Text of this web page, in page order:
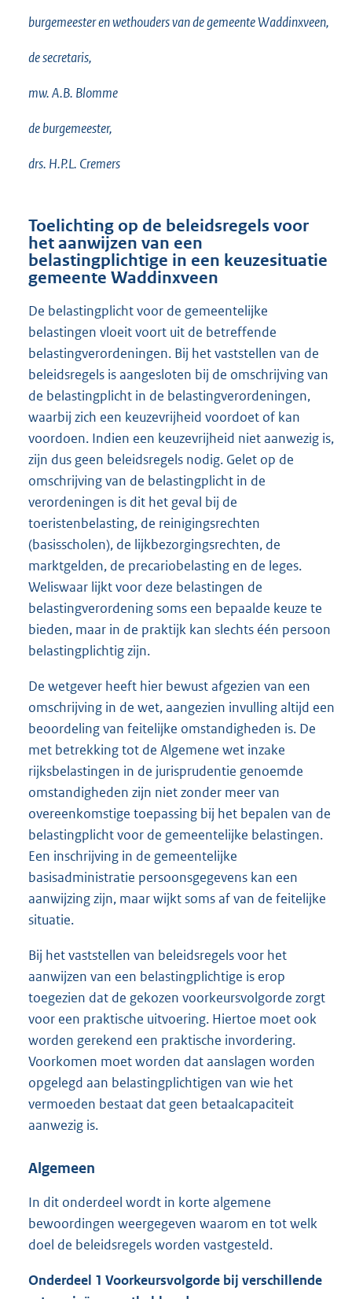
burgemeester en wethouders van de gemeente Waddinxveen,
de secretaris,
mw. A.B. Blomme
de burgemeester,
drs. H.P.L. Cremers
Toelichting op de beleidsregels voor
het aanwijzen van een
belastingplichtige in een keuzesituatie
gemeente Waddinxveen
De belastingplicht voor de gemeentelijke
belastingen vloeit voort uit de betreffende
belastingverordeningen. Bij het vaststellen van de
beleidsregels is aangesloten bij de omschrijving van
de belastingplicht in de belastingverordeningen,
waarbij zich een keuzevrijheid voordoet of kan
voordoen. Indien een keuzevrijheid niet aanwezig is,
zijn dus geen beleidsregels nodig. Gelet op de
omschrijving van de belastingplicht in de
verordeningen is dit het geval bij de
toeristenbelasting, de reinigingsrechten
(basisscholen), de lijkbezorgingsrechten, de
marktgelden, de precariobelasting en de leges.
Weliswaar lijkt voor deze belastingen de
belastingverordening soms een bepaalde keuze te
bieden, maar in de praktijk kan slechts één persoon
belastingplichtig zijn.
De wetgever heeft hier bewust afgezien van een
omschrijving in de wet, aangezien invulling altijd een
beoordeling van feitelijke omstandigheden is. De
met betrekking tot de Algemene wet inzake
rijksbelastingen in de jurisprudentie genoemde
omstandigheden zijn niet zonder meer van
overeenkomstige toepassing bij het bepalen van de
belastingplicht voor de gemeentelijke belastingen.
Een inschrijving in de gemeentelijke
basisadministratie persoonsgegevens kan een
aanwijzing zijn, maar wijkt soms af van de feitelijke
situatie.
Bij het vaststellen van beleidsregels voor het
aanwijzen van een belastingplichtige is erop
toegezien dat de gekozen voorkeursvolgorde zorgt
voor een praktische uitvoering. Hiertoe moet ook
worden gerekend een praktische invordering.
Voorkomen moet worden dat aanslagen worden
opgelegd aan belastingplichtigen van wie het
vermoeden bestaat dat geen betaalcapaciteit
aanwezig is.
Algemeen
In dit onderdeel wordt in korte algemene
bewoordingen weergegeven waarom en tot welk
doel de beleidsregels worden vastgesteld.
Onderdeel 1 Voorkeursvolgorde bij verschillende